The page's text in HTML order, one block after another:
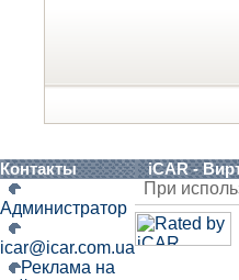
Контакты iCAR -
Администратор
icar@icar.com.ua
Реклама на
При